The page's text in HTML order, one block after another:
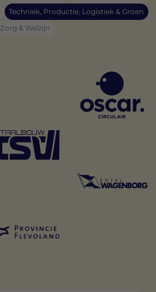
Techniek, Productie, Logistiek & Groen
Zorg & Welzijn